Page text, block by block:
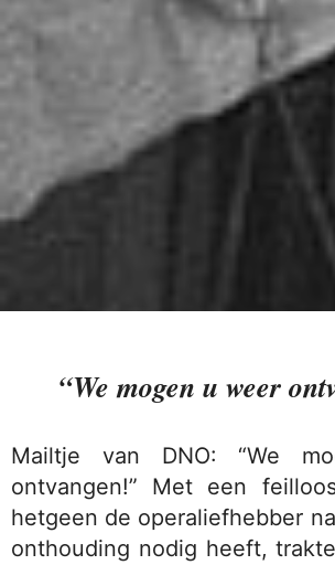
“We mogen u weer
Mailtje van DNO: “We
ontvangen!” Met een
hetgeen de operaliefhebber
onthouding nodig heeft,